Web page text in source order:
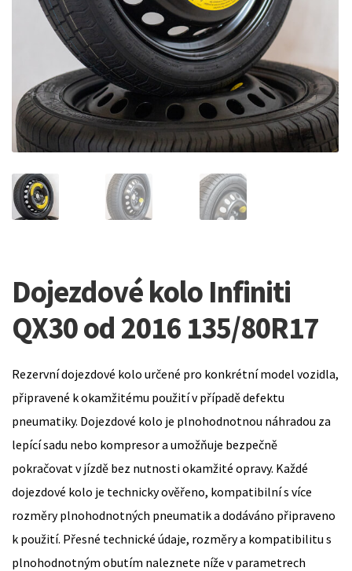
Dojezdové kolo Infiniti
QX30 od 2016 135/80R17
Rezervní dojezdové kolo určené pro konkrétní model vozidla,
připravené k okamžitému použití v případě defektu
pneumatiky. Dojezdové kolo je plnohodnotnou náhradou za
lepící sadu nebo kompresor a umožňuje bezpečně
pokračovat v jízdě bez nutnosti okamžité opravy. Každé
dojezdové kolo je technicky ověřeno, kompatibilní s více
rozměry plnohodnotných pneumatik a dodáváno připraveno
k použití. Přesné technické údaje, rozměry a kompatibilitu s
plnohodnotným obutím naleznete níže v parametrech